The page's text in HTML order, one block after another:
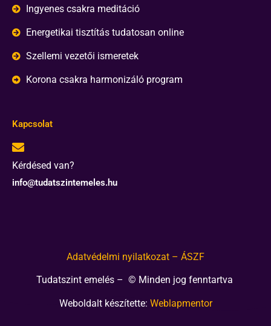
Ingyenes csakra meditáció
Energetikai tisztítás tudatosan online
Szellemi vezetői ismeretek
Korona csakra harmonizáló program
Kapcsolat
Kérdésed van?
info@tudatszintemeles.hu
Adatvédelmi nyilatkozat – ÁSZF
Tudatszint emelés – © Minden jog fenntartva
Weboldalt készítette: Weblapmentor